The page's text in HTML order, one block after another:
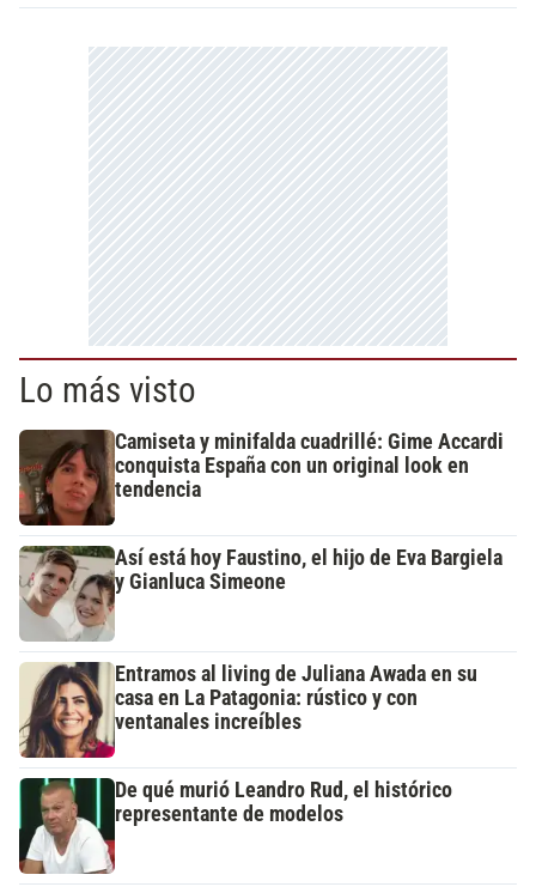
Lo más visto
Camiseta y minifalda cuadrillé: Gime Accardi
conquista España con un original look en
tendencia
Así está hoy Faustino, el hijo de Eva Bargiela
y Gianluca Simeone
Entramos al living de Juliana Awada en su
casa en La Patagonia: rústico y con
ventanales increíbles
De qué murió Leandro Rud, el histórico
representante de modelos